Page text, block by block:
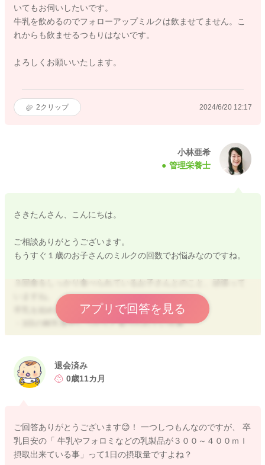
いてもお伺いしたいです。
牛乳を飲めるのでフォローアップミルクは飲ませてません。こ
れからも飲ませるつもりはないです。
よろしくお願いいたします。
2クリップ 2024/6/20 12:17
小林亜希
管理栄養士
さきたんさん、こんにちは。
ご相談ありがとうございます。
もうすぐ１歳のお子さんのミルクの回数でお悩みなのですね。
３回食をしっかり食べられているお子さんとのこと、頑張って
卒乳を始める目安
・3回の離乳食がしっかりと食べられている事
・1日1回～2回の補食(おやつ)で足りない栄養を補えている事
ている事
・コップやストローで麦茶や水などの水分補給が出来ている事
お子さんの体重増加も心配いらない＝現在の食事量＋ミルク量
がお子さんにあっていると考えていきますよ。
牛乳を飲用とするのは、鉄分の不足のリスクを下げるため１歳
アプリで回答を見る
退会済み
0歳11カ月
ご回答ありがとうございます😊！ 一つしつもんなのですが、 卒
乳目安の「 牛乳やフォロミなどの乳製品が３００～４００ｍｌ
摂取出来ている事」って1日の摂取量ですよね？